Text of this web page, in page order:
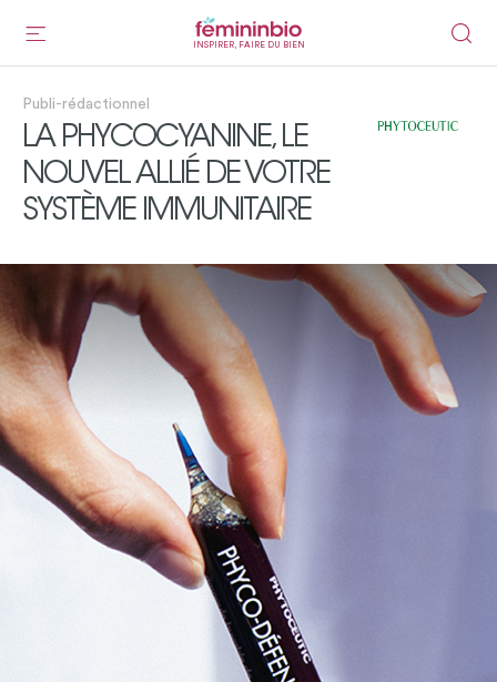
INSPIRER, FAIRE DU BIEN
Publi-rédactionnel
LA PHYCOCYANINE, LE
NOUVEL ALLIÉ DE VOTRE
SYSTÈME IMMUNITAIRE